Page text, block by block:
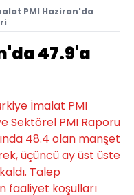
PMI Haziran'da
47.9'a
İmalat PMI
Sektörel PMI Raporu
48.4 olan manşet
üçüncü ay üst üste
Talep
faaliyet koşulları